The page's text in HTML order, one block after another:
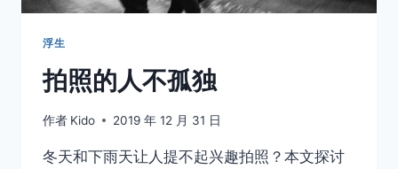
浮生
拍照的人不孤独
作者 Kido 2019 年 12 月 31 日
冬天和下雨天让人提不起兴趣拍照？本文探讨